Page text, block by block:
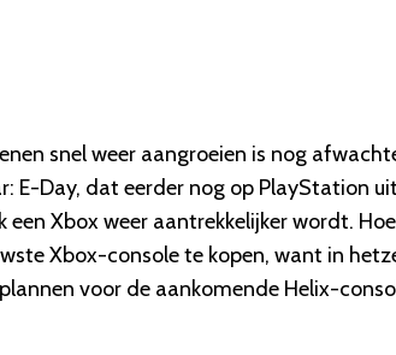
snel weer aangroeien is nog
E-Day, dat eerder nog op PlayStation
Xbox weer aantrekkelijker wordt.
Xbox-console te kopen, want in
voor de aankomende Helix-